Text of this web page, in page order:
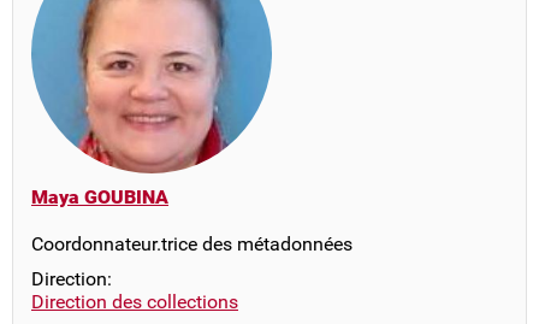
Maya GOUBINA
Coordonnateur.trice des métadonnées
Direction:
Direction des collections